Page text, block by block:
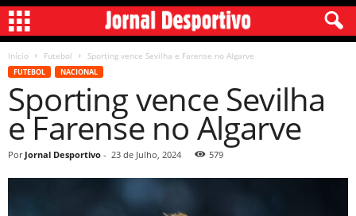
Início Futebol Sporting vence Sevilha e Farense no Algarve
FUTEBOL NACIONAL
Sporting vence Sevilha
e Farense no Algarve
Por Jornal Desportivo - 23 de Julho, 2024 579